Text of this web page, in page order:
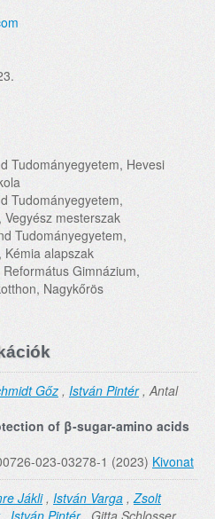
Tudományegyetem, Hevesi
Tudományegyetem,
mesterszak
Tudományegyetem,
Kémia alapszak
Gimnázium,
Nagykőrös
Gőz , István Pintér, Antal
of β-sugar-amino acids
023-03278-1 (2023) Kivonat
Jákli, István Varga ,Zsolt
, István Pintér, Gitta Schlosser ,